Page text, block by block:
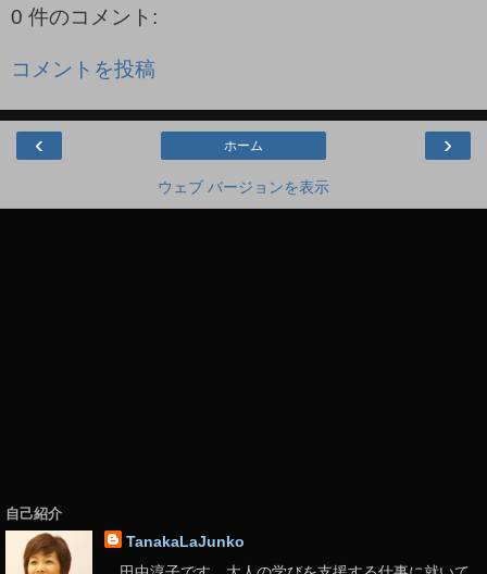
0 件のコメント:
コメントを投稿
‹ ›
ホーム
ウェブ バージョンを表示
自己紹介
TanakaLaJunko